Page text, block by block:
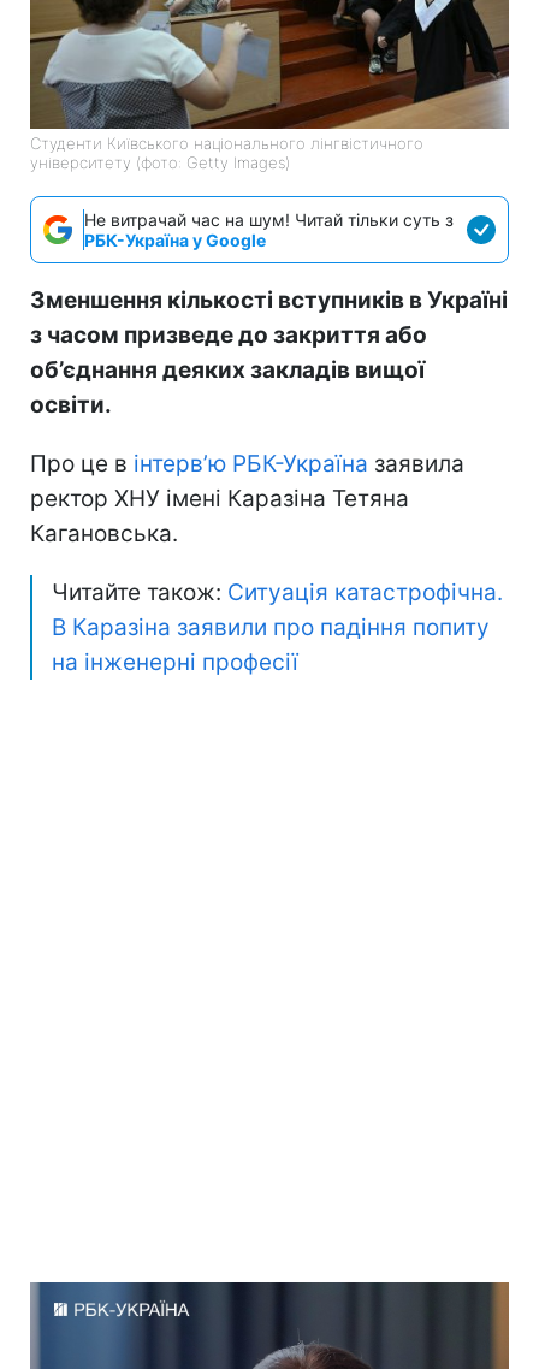
Студенти Київського національного лінгвістичного
університету (фото: Getty Images)
Не витрачай час на шум! Читай тільки суть з
РБК-Україна у Google
Зменшення кількості вступників в Україні
з часом призведе до закриття або
об’єднання деяких закладів вищої
освіти.
Про це в інтерв’ю РБК-Україна заявила
ректор ХНУ імені Каразіна Тетяна
Кагановська.
Читайте також: Ситуація катастрофічна.
В Каразіна заявили про падіння попиту
на інженерні професії